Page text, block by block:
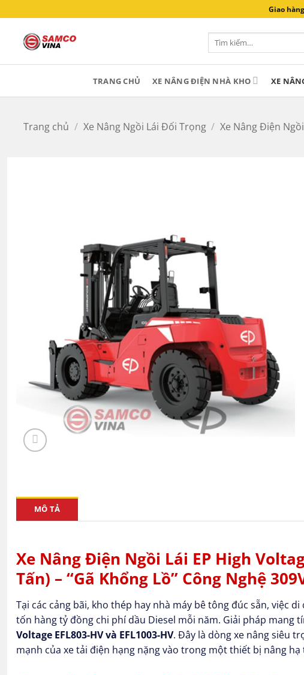
qua
Giao
Tìm
TRANG CHỦ XE NÂNG ĐIỆN NHÀ KHO XE
Trang chủ / Xe Nâng Ngồi Lái Đối Trọng / Xe Nâng Điện
MÔ TẢ
Xe Nâng Điện Ngồi Lái EP High
Tấn) – “Gã Khổng Lồ” Công Nghệ
Tại các cảng bãi, kho thép hay nhà máy bê tông đúc sẵn, việc
tốn hàng tỷ đồng chi phí dầu Diesel mỗi năm. Giải pháp mang
Voltage EFL803-HV và EFL1003-HV. Đây là dòng xe nâng siêu
mạnh của xe tải điện hạng nặng vào trong một thiết bị nâng